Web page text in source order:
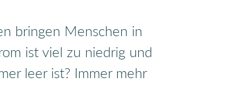
bringen Menschen in
ist viel zu niedrig und
leer ist? Immer mehr